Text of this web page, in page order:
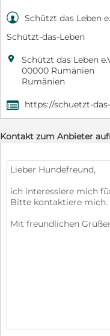
 Schützt das Leben
Schützt-das-Leben

Schützt das Leben
00000 Rumänien
Rumänien
, https://schuetzt-
Kontakt zum Anbieter